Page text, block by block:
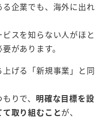
企業でも、海外に出れ
スを知らない人がほと
があります。
げる「新規事業」と同
りで、 明確な目標を設
取り組むことが、